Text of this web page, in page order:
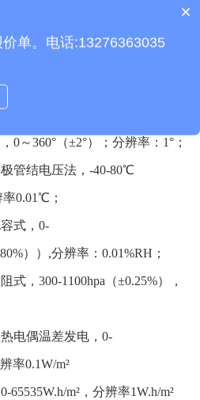
0～60m/s（±0.1m/s+0.01V）分
0～360°（±2°）；分辨率：1°；
管结电压法，-40-80℃
0.01℃；
式，0-
））,分辨率：0.01%RH；
式，300-1100hpa（±0.25%），
电偶温差发电，0-
率0.1W/m²
m²，分辨率1W.h/m²
产品包含安装吗？
×
单。电话:13276363035